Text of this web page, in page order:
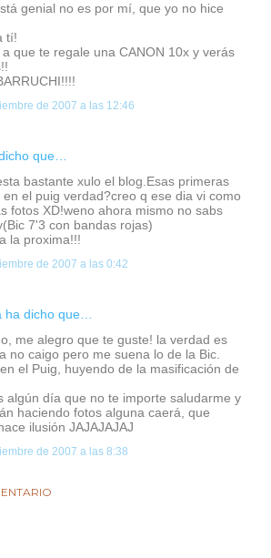
genial no es por mí, que yo no hice
tí!
a que te regale una CANON 10x y verás
de 2007 a las 12:46
que…
bastante xulo el blog.Esas primeras
en el puig verdad?creo q ese dia vi como
fotos XD!weno ahora mismo no sabs
7'3 con bandas rojas)
la proxima!!!
de 2007 a las 0:42
ha dicho que…
me alegro que te guste! la verdad es
no caigo pero me suena lo de la Bic.
el Puig, huyendo de la masificación de
algún día que no te importe saludarme y
haciendo fotos alguna caerá, que
ilusión JAJAJAJAJ
de 2007 a las 8:38